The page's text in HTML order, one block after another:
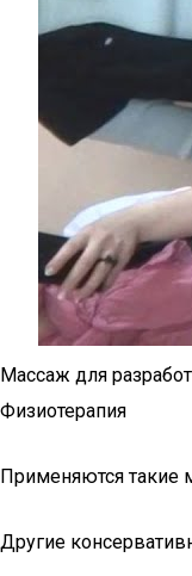
Массаж для
Физиотерапия
Применяются такие
Другие